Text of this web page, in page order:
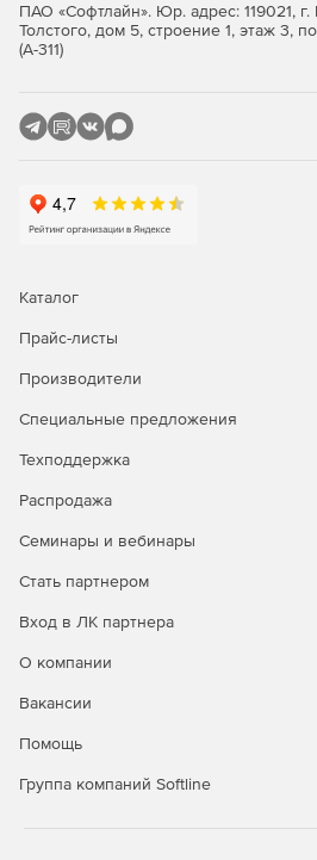
ПАО «Софтлайн». Юр. адрес: 119021,
Толстого, дом 5, строение 1, этаж 3,
(А-311)
Каталог
Прайс-листы
Производители
Специальные предложения
Техподдержка
Распродажа
Семинары и вебинары
Стать партнером
Вход в ЛК партнера
О компании
Вакансии
Помощь
Группа компаний Softline